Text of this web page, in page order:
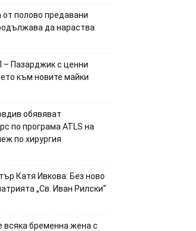
полово предавани
да нараства
– Пазарджик с ценни
към новите майки
обявяват
по програма ATLS на
по хирургия
Катя Ивкова: Без ново
„Св. Иван Рилски“
всяка бременна жена с